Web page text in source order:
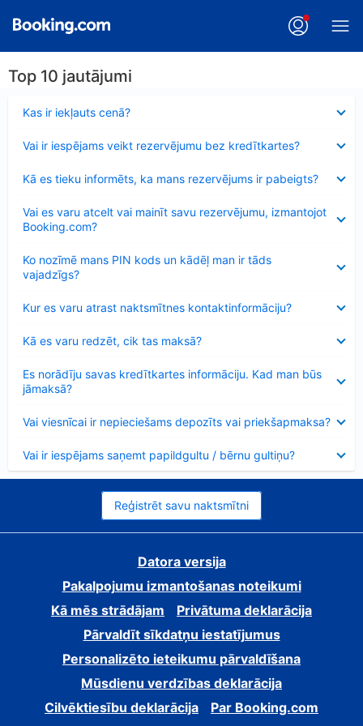
Top 10 jautājumi
Kas ir iekļauts cenā?
Vai ir iespējams veikt rezervējumu bez kredītkartes?
Kā es tieku informēts, ka mans rezervējums ir pabeigts?
Vai es varu atcelt vai mainīt savu rezervējumu, izmantojot
Booking.com?
Ko nozīmē mans PIN kods un kādēļ man ir tāds
vajadzīgs?
Kur es varu atrast naktsmītnes kontaktinformāciju?
Kā es varu redzēt, cik tas maksā?
Es norādīju savas kredītkartes informāciju. Kad man būs
jāmaksā?
Vai viesnīcai ir nepieciešams depozīts vai priekšapmaksa?
Vai ir iespējams saņemt papildgultu / bērnu gultiņu?
Reģistrēt savu naktsmītni
Datora versija
Pakalpojumu izmantošanas noteikumi
Kā mēs strādājam
Privātuma deklarācija
Pārvaldīt sīkdatņu iestatījumus
Personalizēto ieteikumu pārvaldīšana
Mūsdienu verdzības deklarācija
Cilvēktiesību deklarācija
Par Booking.com